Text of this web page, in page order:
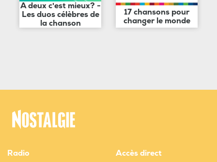
A deux c'est mieux? -
Les duos célèbres de
la chanson
17 chansons pour
changer le monde
Radio Accès direct